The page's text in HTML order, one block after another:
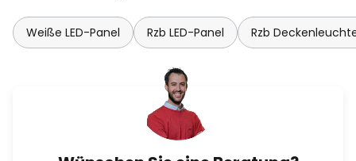
Weiße LED-Panel Rzb LED-Panel Rzb